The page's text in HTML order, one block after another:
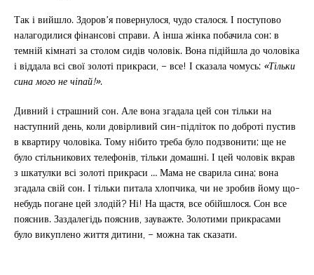
Так і вийшло. Здоров’я повернулося, чудо сталося. І поступово
налагодилися фінансові справи. А інша жінка побачила сон: в
темній кімнаті за столом сидів чоловік. Вона підійшла до чоловіка
і віддала всі свої золоті прикраси, – все! І сказала чомусь: «Тільки
сина мого не чіпай!».
Дивний і страшний сон. Але вона згадала цей сон тільки на
наступний день, коли довірливий син-підліток по доброті пустив
в квартиру чоловіка. Тому нібито треба було подзвонити; ще не
було стільникових телефонів, тільки домашні. І цей чоловік вкрав
з шкатулки всі золоті прикраси … Мама не сварила сина; вона
згадала свій сон. І тільки питала хлопчика, чи не зробив йому що-
небудь погане цей злодій? Ні! На щастя, все обійшлося. Сон все
пояснив. Заздалегідь пояснив, зауважте. Золотими прикрасами
було викуплено життя дитини, – можна так сказати.